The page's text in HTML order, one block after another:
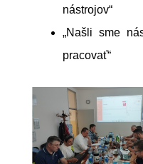
nástrojov“
„Našli sme
pracovať“